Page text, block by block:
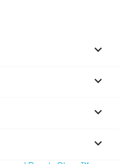



keyboard_arrow_down